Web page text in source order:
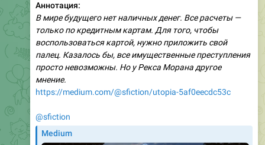
Аннотация:
В мире будущего нет наличных денег. Все расчеты —
только по кредитным картам. Для того, чтобы
воспользоваться картой, нужно приложить свой
палец. Казалось бы, все имущественные преступления
просто невозможны. Но у Рекса Морана другое
мнение.
https://medium.com/@sfiction/utopia-5af0eecdc53c
@sfiction
Medium